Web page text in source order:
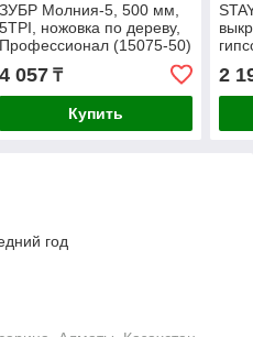
ЗУБР Молния-5, 500 мм,
5TPI, ножовка по дереву,
Профессионал (15075-50)
4 057₸
Купить
2
год